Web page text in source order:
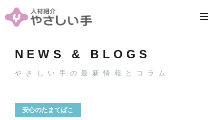
NEWS & BLOGS
やさしい手の最新情報とコラム
安心のたまてばこ